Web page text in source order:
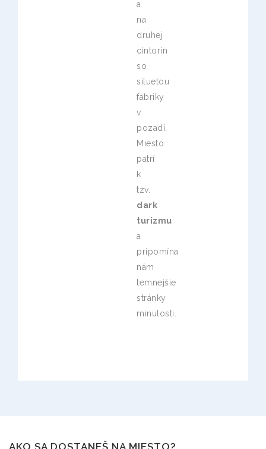
a
na
druhej
cintorín
so
siluetou
fabriky
v
pozadí.
Miesto
patrí
k
tzv.
dark
turizmu
a
pripomína
nám
temnejšie
stránky
minulosti.
AKO SA DOSTANEŠ NA MIESTO?